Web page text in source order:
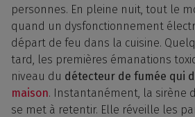
personnes. En pleine nuit, tout le
quand un dysfonctionnement
départ de feu dans la cuisine.
tard, les premières émanations
niveau du détecteur de fumée qui
maison. Instantanément, la sirène
se met à retentir. Elle réveille les